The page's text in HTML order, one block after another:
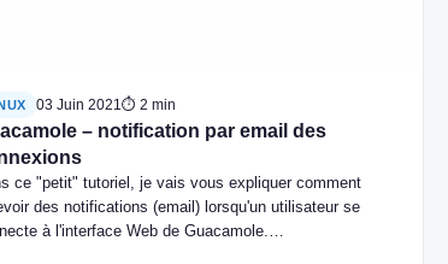
03 Juin 2021⏱ 2 min
– notification par email des
ce "petit" tutoriel, je vais vous expliquer comment
des notifications (email) lorsqu'un utilisateur se
à l'interface Web de Guacamole.…